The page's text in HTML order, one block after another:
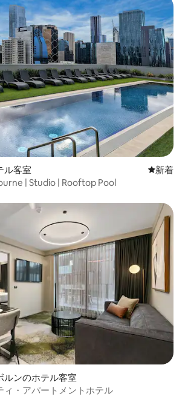
ル客室 新しい宿
新着
| Studio | Rooftop Pool
ルンのホテル客室
ィ・アパートメントホテル